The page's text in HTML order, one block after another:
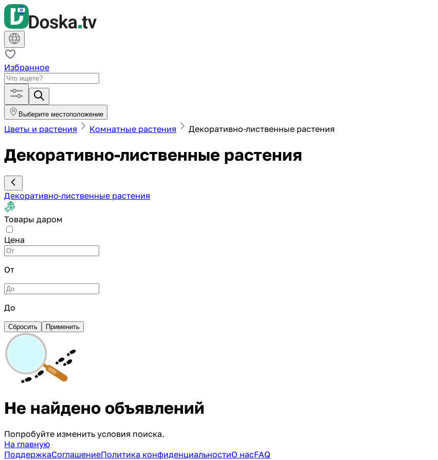
Избранное
Выберите местоположение
Цветы и растения Комнатные растения Декоративно-лиственные растения
Декоративно-лиственные растения
Декоративно-лиственные растения
Товары даром
Цена
От
До
Сбросить Применить
Не найдено объявлений
Попробуйте изменить условия поиска.
На главную
ПоддержкаСоглашениеПолитика конфиденциальностиО насFAQ